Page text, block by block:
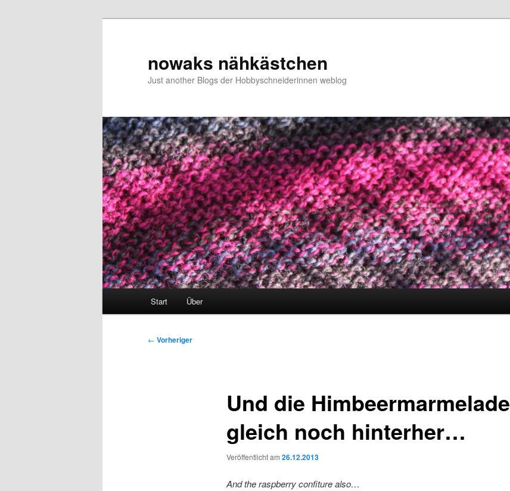
nowaks nähkästchen
Just another Blogs der Hobbyschneiderinnen weblog
Start Über
Beitragsnavigation
← Vorheriger
Und die Himbeermarmelade
gleich noch hinterher…
Veröffentlicht am 26.12.2013
And the raspberry confiture also…